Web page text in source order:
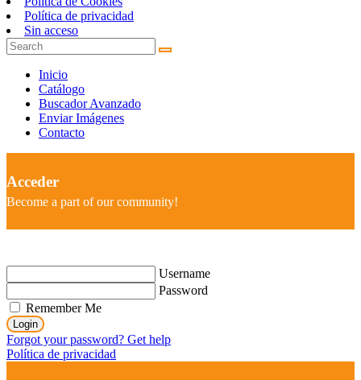
Política de privacidad
Sin acceso
Inicio
Catálogo
Buscador Avanzado
Enviar Imágenes
Contacto
Acceder
Become a part of our community!
Username
Password
Remember Me
Login
Forgot your password? Get help
Política de privacidad